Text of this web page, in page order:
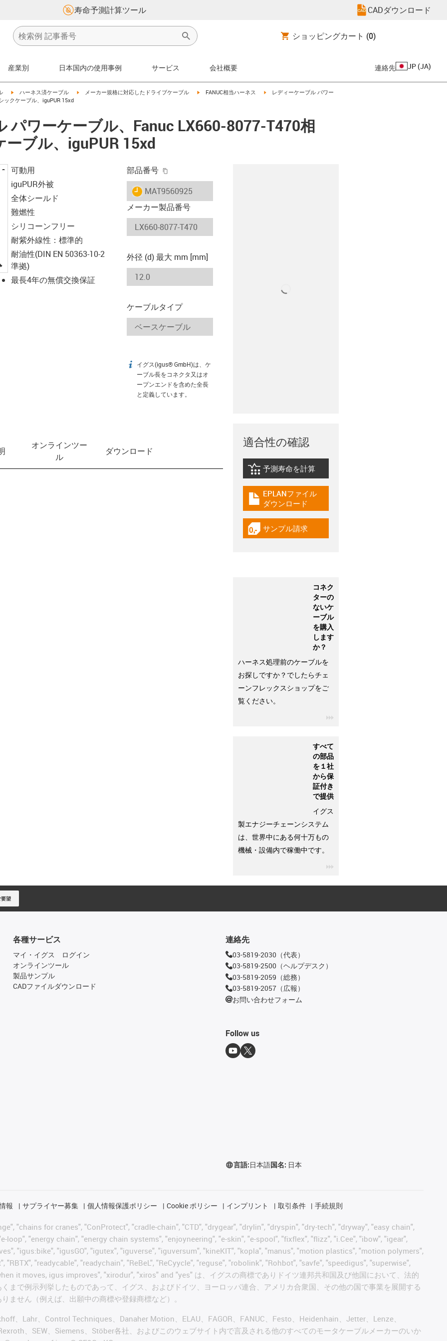
寿命予測計算ツール CADダウンロード
ショッピングカート (0)
産業別 日本国内の使用事例 サービス 会社概要 連絡先 JP (JA)
igus-icon-arrow-right
ハーネス済ケーブル igus-icon-arrow-right
メーカー規格に対応したドライブケーブル igus-icon-arrow-right
FANUC相当ハーネス igus-icon-arrow-right
レディーケーブル パワー
ックケーブル、iguPUR 15xd
パワーケーブル、Fanuc LX660-8077-T470相
ブル、iguPUR 15xd
igus-icon-lupe
可動用
iguPUR外被
全体シールド
難燃性
シリコーンフリー
耐紫外線性：標準的
耐油性(DIN EN 50363-10-2
準拠)
最長4年の無償交換保証
部品番号
igus-icon-lieferzeit
MAT9560925
メーカー製品番号
外径 (d) 最大 mm [mm]
ケーブルタイプ
igus-icon-info
イグス(igus® GmbH)は、ケ
ーブル長をコネクタ又はオ
ープンエンドを含めた全長
と定義しています。
オンラインツー
ル
ダウンロード
適合性の確認
igus-icon-lebensdauerrechner
予測寿命を計算
igus-icon-download-plan
EPLANファイル
ダウンロード
igus-icon-gratismuster
サンプル請求
コネク
ターの
ないケ
ーブル
を購入
します
か？
ハーネス処理前のケーブルを
お探しですか？でしたらチェ
ーンフレックスショップをご
覧ください。
すべて
の部品
を１社
から保
証付き
で提供
イグス
製エナジーチェーンシステム
は、世界中にある何十万もの
機械・設備内で稼働中です。
望
各種サービス
マイ・イグス ログイン
オンラインツール
製品サンプル
CADファイルダウンロード
連絡先
03-5819-2030（代表）
03-5819-2500（ヘルプデスク）
03-5819-2059（総務）
03-5819-2057（広報）
お問い合わせフォーム
Follow us
言語:日本語国名: 日本
報 サプライヤー募集 個人情報保護ポリシー Cookie ポリシー インプリント 取引条件 手続規則
"chains for cranes", "ConProtect", "cradle-chain", "CTD", "drygear", "drylin", "dryspin", "dry-tech", "dryway", "easy chain",
loop", "energy chain", "energy chain systems", "enjoyneering", "e-skin", "e-spool", "fixflex", "flizz", "i.Cee", "ibow", "igear",
"igus:bike", "igusGO", "igutex", "iguverse", "iguversum", "kineKIT", "kopla", "manus", "motion plastics", "motion polymers",
"readycable", "readychain", "ReBeL", "ReCyycle", "reguse", "robolink", "Rohbot", "savfe", "speedigus", "superwise",
it moves, igus improves", "xirodur", "xiros" and "yes" は、イグスの商標でありドイツ連邦共和国及び他国において、法的
まで例示列挙したものであって、イグス、およびドイツ、ヨーロッパ連合、アメリカ合衆国、その他の国で事業を展開する
ません（例えば、出願中の商標や登録商標など）。
、Lahr、Control Techniques、Danaher Motion、ELAU、FAGOR、FANUC、Festo、Heidenhain、Jetter、Lenze、
、SEW、Siemens、Stöber各社、およびこのウェブサイト内で言及される他のすべてのモータケーブルメーカーのいか